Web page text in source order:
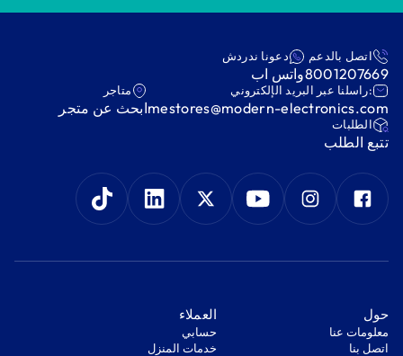
اتصل بالدعم
8001207669
دعونا ندردش
واتس اب
:راسلنا عبر البريد الإلكتروني
mestores@modern-electronics.com
متاجر
ابحث عن متجر
‫الطلبات‬
‫تتبع الطلب‬
‫حول‬
معلومات عنا
اتصل بنا
‫العملاء‬
‫حسابي‬
‫خدمات المنزل‬